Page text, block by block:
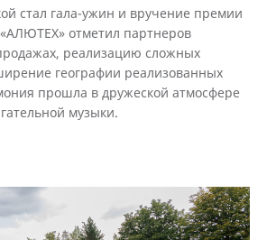
стал гала-ужин и вручение премии
отметил партнеров
реализацию сложных
географии реализованных
прошла в дружеской атмосфере
музыки.